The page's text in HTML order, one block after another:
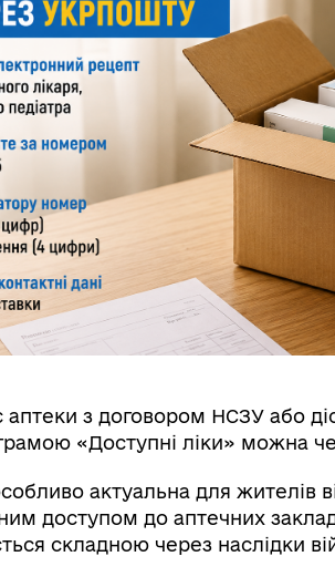
ВПО
Дайджест
України: Питання
з договором НСЗУ або
«Доступні ліки» можна
актуальна для жителів
доступом до аптечних
складною через наслідки